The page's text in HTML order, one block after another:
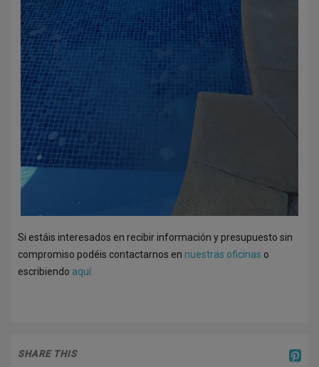
Si estáis interesados en recibir información y presupuesto sin
compromiso podéis contactarnos en nuestras oficinas o
escribiendo aquí.
SHARE THIS